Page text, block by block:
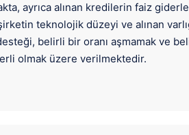
ayrıca alınan kredilerin faiz
teknolojik düzeyi ve alınan
belirli bir oranı aşmamak ve
olmak üzere verilmektedir.